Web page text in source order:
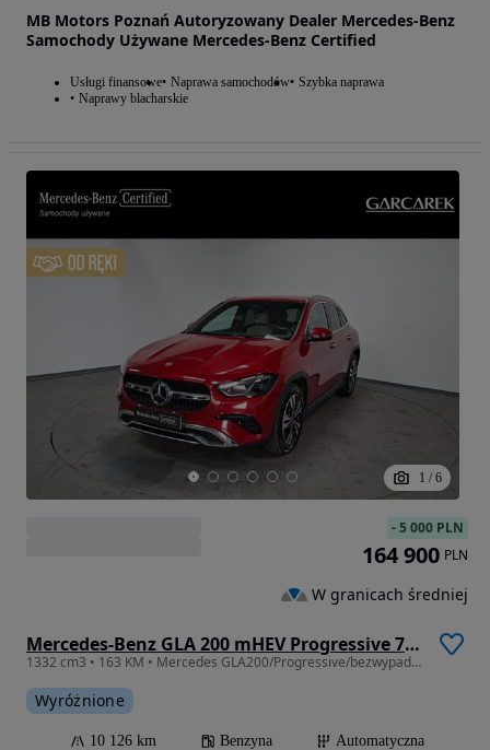
MB Motors Poznań Autoryzowany Dealer Mercedes-Benz
Samochody Używane Mercedes-Benz Certified
Usługi finansowe Naprawa samochodów Szybka naprawa
Naprawy blacharskie
1 / 6
Mercedes-Benz GLA 200 mHEV Progressive 7G-DCT
1332 cm3 • 163 KM • Mercedes GLA200/Progressive/bezwypadkowy/salon polska/FV23%
Wyróżnione
10 126 km Benzyna
Automatyczna
-5 000 PLN
164 900 PLN
W granicach średniej